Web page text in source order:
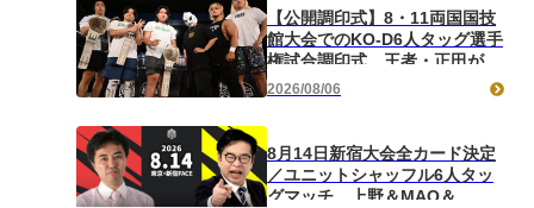
ゼント！
【公開調印式】8・11両国国技
館大会でのKO-D6人タッグ選手
権試合調印式、王者・正田が第
一試合での防衛戦を要望！ 覚
にベルト奪取を宣言！
2026/08/06
8月14日新宿大会全カード決定
／ユニットシャッフル6人タッ
グマッチ、上野＆MAO＆